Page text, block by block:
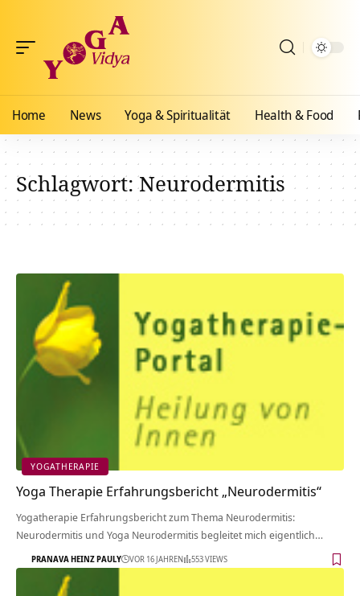
Home News Yoga & Spiritualität Health & Food
Schlagwort:Neurodermitis
YOGATHERAPIE
Yoga Therapie Erfahrungsbericht „Neurodermitis“
Yogatherapie Erfahrungsbericht zum Thema Neurodermitis:
Neurodermitis und Yoga Neurodermitis begleitet mich eigentlich…
PRANAVA HEINZ PAULY VOR 16 JAHREN 553 VIEWS